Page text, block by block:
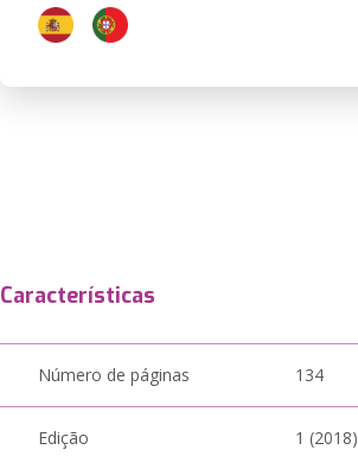
Características
Número de páginas 134
Edição 1 (2018)